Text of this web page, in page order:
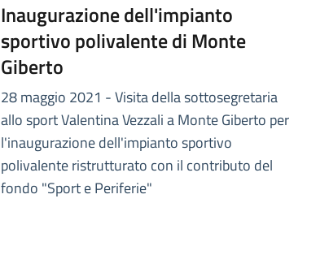
Inaugurazione dell'impianto
sportivo polivalente di Monte
Giberto
28 maggio 2021 - Visita della sottosegretaria
allo sport Valentina Vezzali a Monte Giberto per
l'inaugurazione dell'impianto sportivo
polivalente ristrutturato con il contributo del
fondo "Sport e Periferie"